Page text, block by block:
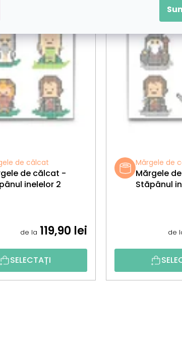
de călcat
de călcat -
inelelor 2
de la 119,90 lei
SELECTAȚI
Mărgele de
Mărgele
Stăpânul
de